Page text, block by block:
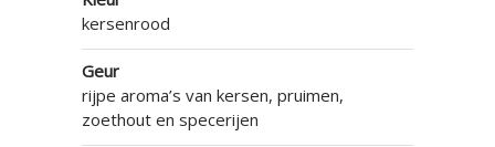
kersenrood
Geur
rijpe aroma’s van kersen, pruimen,
zoethout en specerijen